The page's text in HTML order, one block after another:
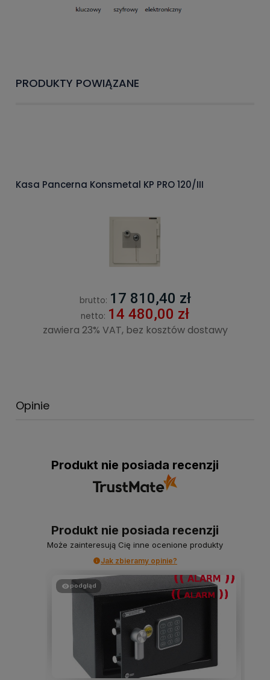
PRODUKTY POWIĄZANE
Kasa Pancerna Konsmetal KP PRO 120/III
brutto: 17 810,40 zł
netto: 14 480,00 zł
zawiera 23% VAT, bez kosztów dostawy
Opinie
Produkt nie posiada recenzji
Produkt nie posiada recenzji
Może zainteresują Cię inne ocenione produkty
Jak zbieramy opinie?
podgląd